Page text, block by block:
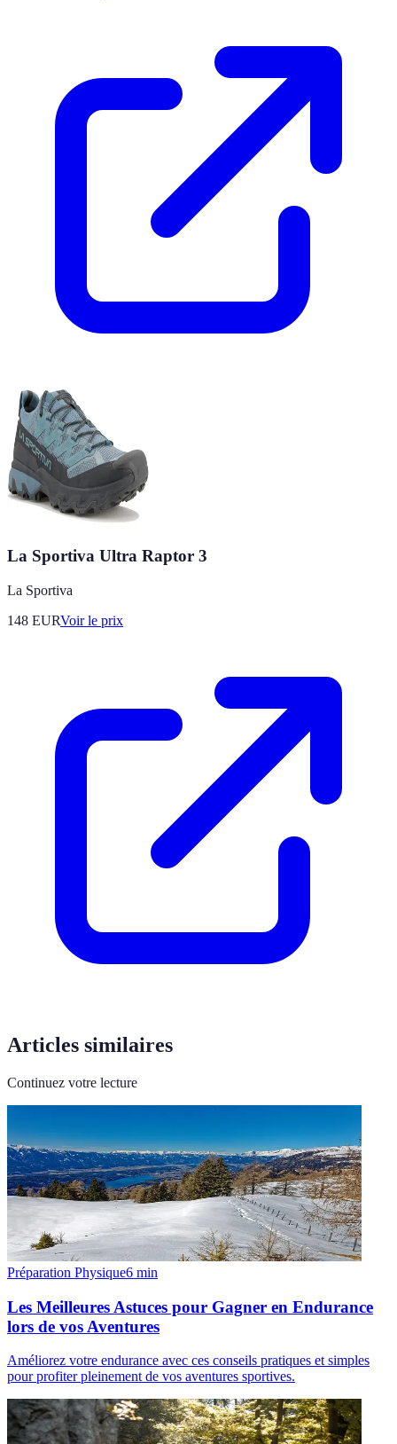
La Sportiva Ultra Raptor 3
La Sportiva
148 EURVoir le prix
Articles similaires
Continuez votre lecture
Préparation Physique6 min
Les Meilleures Astuces pour Gagner en Endurance
lors de vos Aventures
Améliorez votre endurance avec ces conseils pratiques et simples
pour profiter pleinement de vos aventures sportives.